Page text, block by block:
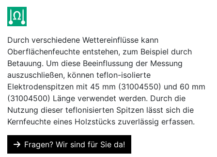
Durch verschiedene Wettereinflüsse kann
Oberflächenfeuchte entstehen, zum Beispiel durch
Betauung. Um diese Beeinflussung der Messung
auszuschließen, können teflon-isolierte
Elektrodenspitzen mit 45 mm (31004550) und 60 mm
(31004500) Länge verwendet werden. Durch die
Nutzung dieser teflonisierten Spitzen lässt sich die
Kernfeuchte eines Holzstücks zuverlässig erfassen.
Fragen? Wir sind für Sie da!